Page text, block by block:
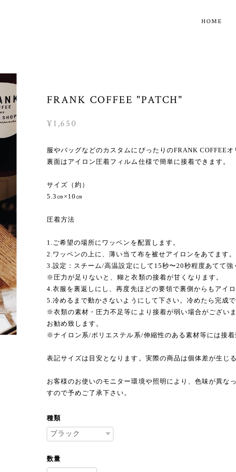
HOME
FRANK COFFEE "PATCH"
¥1,650
服やバッグなどのカスタムにぴったりのFRANK COFFEEオ
裏面はアイロン圧着フィルム仕様で簡単に接着できます。
サイズ（約）
5.3㎝×10㎝
圧着方法
1.ご希望の場所にワッペンを配置します。
2.ワッペンの上に、薄い当て布を被せアイロンをあてます。
3.設定：スチーム/高温設定にして15秒〜20秒程度あてて強
※圧力が足りないと、糊と衣類の接着が甘くなります。
4.衣服を裏返しにし、再度先ほどの要領で裏側からもアイロ
5.冷めるまで動かさないようにして下さい。冷めたら完成で
※衣類の素材・圧力不足等により接着が弱い場合がござい
お勧め致します。
※ナイロン系/ポリエステル系/伸縮性のある素材等には接着
表記サイズは目安となります。実際の商品は個体差が生じ
お客様のお使いのモニター環境や照明により、色味が異な
すので予めご了承下さい。
種類
数量